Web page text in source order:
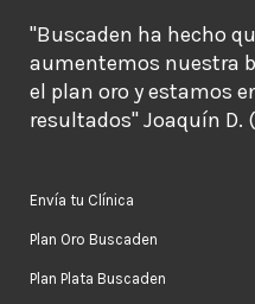
"Buscaden ha hecho
aumentemos nuestra
el plan oro y estamos
resultados" Joaquín D.
Envía tu Clínica
Plan Oro Buscaden
Plan Plata Buscaden